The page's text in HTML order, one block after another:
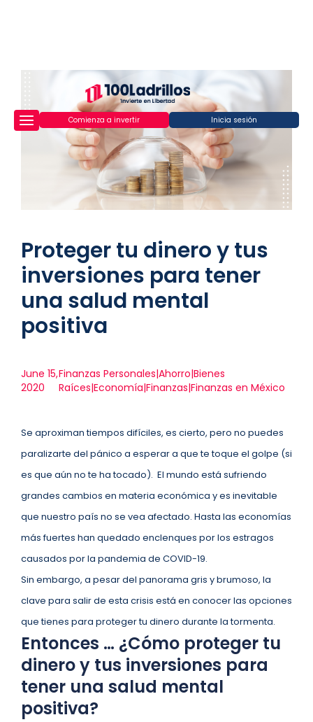
Comienza a invertir Inicia sesión
Proteger tu dinero y tus
inversiones para tener
una salud mental
positiva
June 15,
2020
Finanzas Personales|Ahorro|Bienes
Raíces|Economía|Finanzas|Finanzas en México
Se aproximan tiempos difíciles, es cierto, pero no puedes
paralizarte del pánico a esperar a que te toque el golpe (si
es que aún no te ha tocado). El mundo está sufriendo
grandes cambios en materia económica y es inevitable
que nuestro país no se vea afectado. Hasta las economías
más fuertes han quedado enclenques por los estragos
causados por la pandemia de COVID-19.
Sin embargo, a pesar del panorama gris y brumoso, la
clave para salir de esta crisis está en conocer las opciones
que tienes para proteger tu dinero durante la tormenta.
Entonces … ¿Cómo proteger tu
dinero y tus inversiones para
tener una salud mental
positiva?